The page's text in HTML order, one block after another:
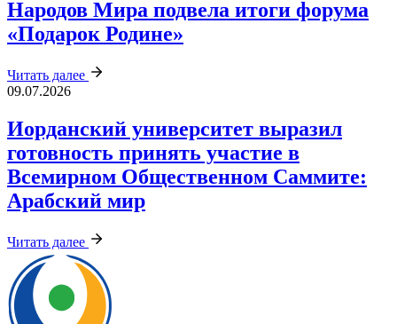
Народов Мира подвела итоги форума
«Подарок Родине»
Читать далее
09.07.2026
Иорданский университет выразил
готовность принять участие в
Всемирном Общественном Саммите:
Арабский мир
Читать далее